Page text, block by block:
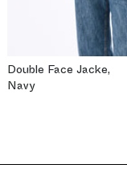
Double Face Jacke,
Navy